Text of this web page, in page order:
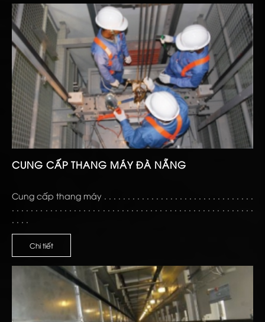
CUNG CẤP THANG MÁY ĐÀ NẴNG
Cung cấp thang máy . . . . . . . . . . . . . . . . . . . . . . . . . . . . . . . .
. . . . . . . . . . . . . . . . . . . . . . . . . . . . . . . . . . . . . . . . . . . . . . . . . . .
. . . .
Chi tiết